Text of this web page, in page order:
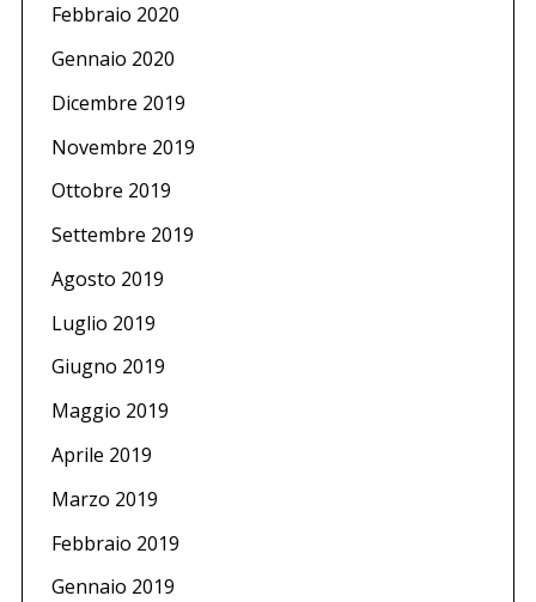
Febbraio 2020
Gennaio 2020
Dicembre 2019
Novembre 2019
Ottobre 2019
Settembre 2019
Agosto 2019
Luglio 2019
Giugno 2019
Maggio 2019
Aprile 2019
Marzo 2019
Febbraio 2019
Gennaio 2019